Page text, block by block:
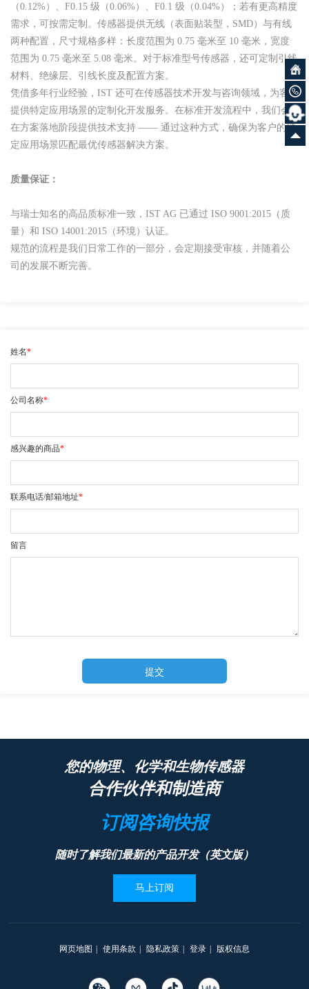
（0.12%）、F0.15 级（0.06%）、F0.1 级（0.04%）；若有更高精度
需求，可按需定制。传感器提供无线（表面贴装型，SMD）与有线
两种配置，尺寸规格多样：长度范围为 0.75 毫米至 10 毫米，宽度
范围为 0.75 毫米至 5.08 毫米。对于标准型号传感器，还可定制引线
材料、绝缘层、引线长度及配置方案。
凭借多年行业经验，IST 还可在传感器技术开发与咨询领域，为客户
提供特定应用场景的定制化开发服务。在标准开发流程中，我们会
在方案落地阶段提供技术支持 —— 通过这种方式，确保为客户的特
定应用场景匹配最优传感器解决方案。
质量保证：
与瑞士知名的高品质标准一致，IST AG 已通过 ISO 9001:2015（质
量）和 ISO 14001:2015（环境）认证。
规范的流程是我们日常工作的一部分，会定期接受审核，并随着公
司的发展不断完善。
姓名*
公司名称*
感兴趣的商品*
联系电话/邮箱地址*
留言
提交
您的物理、化学和生物传感器
合作伙伴和制造商
订阅咨询快报
随时了解我们最新的产品开发（英文版）
马上订阅
网页地图 | 使用条款 | 隐私政策 | 登录 | 版权信息